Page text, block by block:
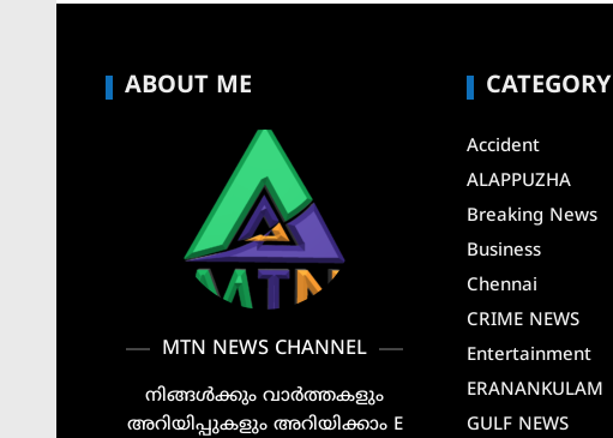
ABOUT ME
MTN NEWS CHANNEL
നിങ്ങൾക്കും വാർത്തകളും
അറിയിപ്പുകളും അറിയിക്കാം E
CATEGORY
Accident
ALAPPUZHA
Breaking News
Business
Chennai
CRIME NEWS
Entertainment
ERANANKULAM
GULF NEWS